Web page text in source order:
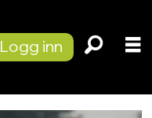
Logg inn